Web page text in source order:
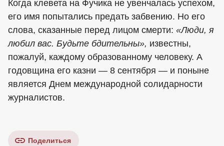
Когда клевета на Фучика не увенчалась успехом,
его имя попытались предать забвению. Но его
слова, сказанные перед лицом смерти: «Люди, я
любил вас. Будьте бдительны», известны,
пожалуй, каждому образованному человеку. А
годовщина его казни — 8 сентября — и поныне
является Днем международной солидарности
журналистов.
Поделиться